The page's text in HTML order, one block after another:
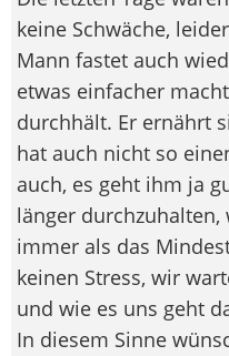
keine Schwäche,
Mann fastet auch
etwas einfacher
durchhält. Er ernährt
hat auch nicht so
auch, es geht ihm ja
länger durchzuhalten,
immer als das
keinen Stress, wir
und wie es uns geht
In diesem Sinne